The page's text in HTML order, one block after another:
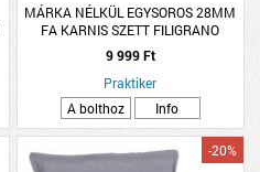
MÁRKA NÉLKÜL EGYSOROS 28MM
FA KARNIS SZETT FILIGRANO
200CM DIÓ SZÍNŰ
9 999 Ft
Praktiker
A bolthoz
Info
-20%